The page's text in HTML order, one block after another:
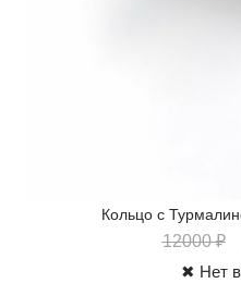
Кольцо с
12000₽
✖ Нет